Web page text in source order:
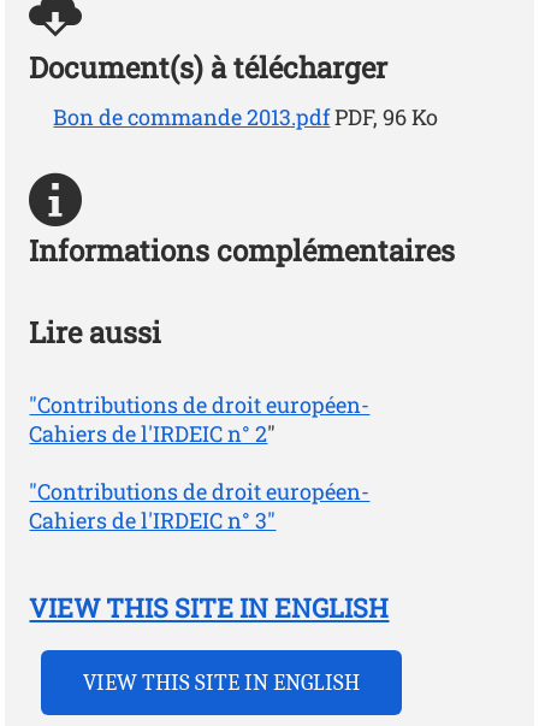
Document(s) à télécharger
Bon de commande 2013.pdfPDF, 96 Ko
Informations complémentaires
Lire aussi
"Contributions de droit européen-
Cahiers de l'IRDEIC n° 2"
"Contributions de droit européen-
Cahiers de l'IRDEIC n° 3"
VIEW THIS SITE IN ENGLISH
VIEW THIS SITE IN ENGLISH